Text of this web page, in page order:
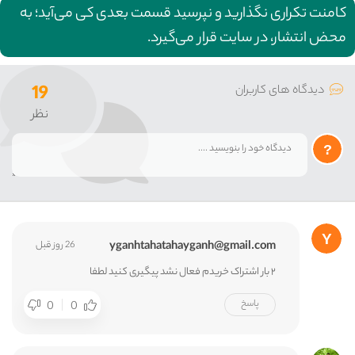
کامنت تکراری نگذارید و نپرسید قسمت بعدی کی می‌آید؛ به
محض انتشار، در سایت قرار می‌گیرد.
دیدگاه های کاربران 19
نظر
yganhtahatahayganh@gmail.com
۲ بار اشتراک خریدم فعال نشد پیگیری کنید لطفا
0 0
26 روز قبل
پاسخ